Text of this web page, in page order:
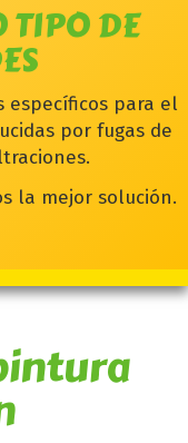
TIPO DE
específicos para el
por fugas de
la mejor solución.